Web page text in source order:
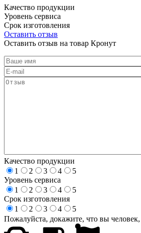
Качество продукции
Уровень сервиса
Срок изготовления
Оставить отзыв
Оставить отзыв на товар Кронут
Качество продукции
1
2 3 4
5
Уровень сервиса
1
2 3 4
5
Срок изготовления
1
2 3 4
5
Пожалуйста, докажите, что вы